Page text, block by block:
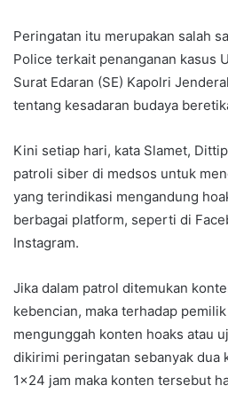
Peringatan itu merupakan salah
Police terkait penanganan kasus
Surat Edaran (SE) Kapolri
tentang kesadaran budaya
Kini setiap hari, kata Slamet,
patroli siber di medsos untuk
yang terindikasi mengandung
berbagai platform, seperti di
Instagram.
Jika dalam patrol ditemukan
kebencian, maka terhadap
mengunggah konten hoaks atau
dikirimi peringatan sebanyak dua
1×24 jam maka konten tersebut